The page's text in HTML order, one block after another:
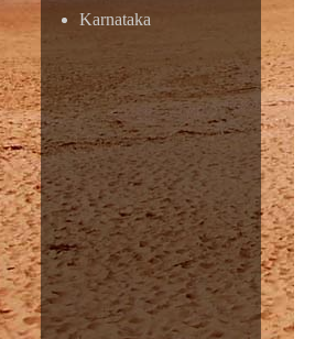
Karnataka